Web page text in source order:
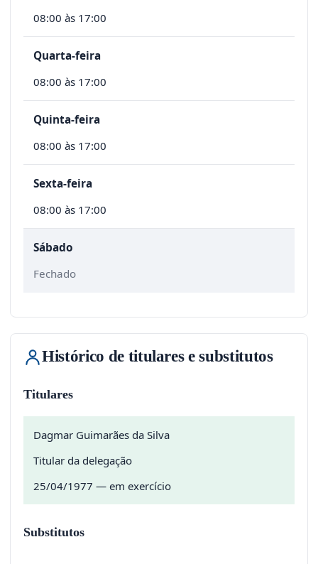
08:00 às 17:00
Quarta-feira
08:00 às 17:00
Quinta-feira
08:00 às 17:00
Sexta-feira
08:00 às 17:00
Sábado
Fechado
Histórico de titulares e substitutos
Titulares
Dagmar Guimarães da Silva
Titular da delegação
25/04/1977 — em exercício
Substitutos